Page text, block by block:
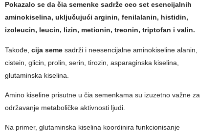
Pokazalo se da čia semenke sadrže ceo set esencijalnih
aminokiselina, uključujući arginin, fenilalanin, histidin,
izoleucin, leucin, lizin, metionin, treonin, triptofan i valin.
Takođe, cija seme sadrži i neesencijalne aminokiseline alanin,
cistein, glicin, prolin, serin, tirozin, asparaginska kiselina,
glutaminska kiselina.
Amino kiseline prisutne u čia semenkama su izuzetno važne za
održavanje metaboličke aktivnosti ljudi.
Na primer, glutaminska kiselina koordinira funkcionisanje